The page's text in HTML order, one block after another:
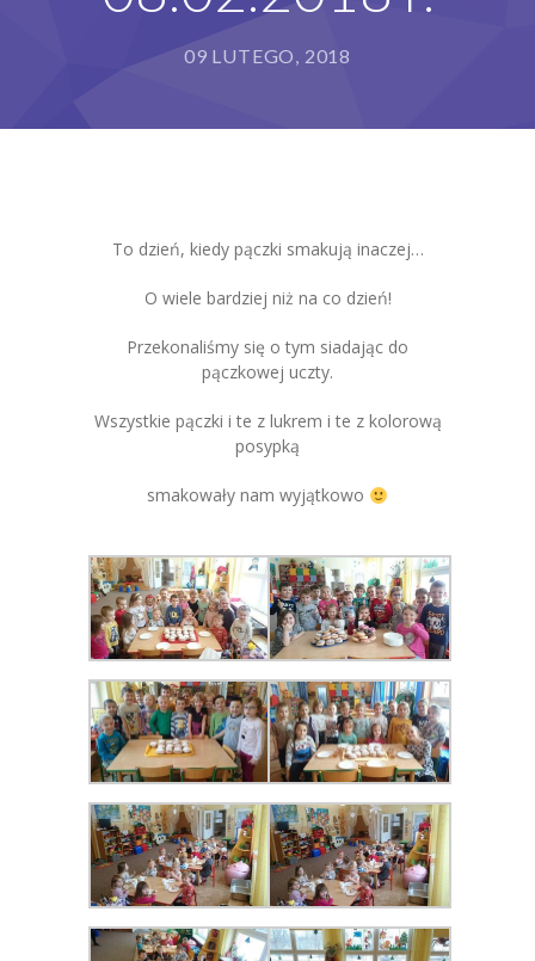
Kontakt
09 LUTEGO, 2018
To dzień, kiedy pączki smakują inaczej…
O wiele bardziej niż na co dzień!
Przekonaliśmy się o tym siadając do
pączkowej uczty.
Wszystkie pączki i te z lukrem i te z kolorową
posypką
smakowały nam wyjątkowo